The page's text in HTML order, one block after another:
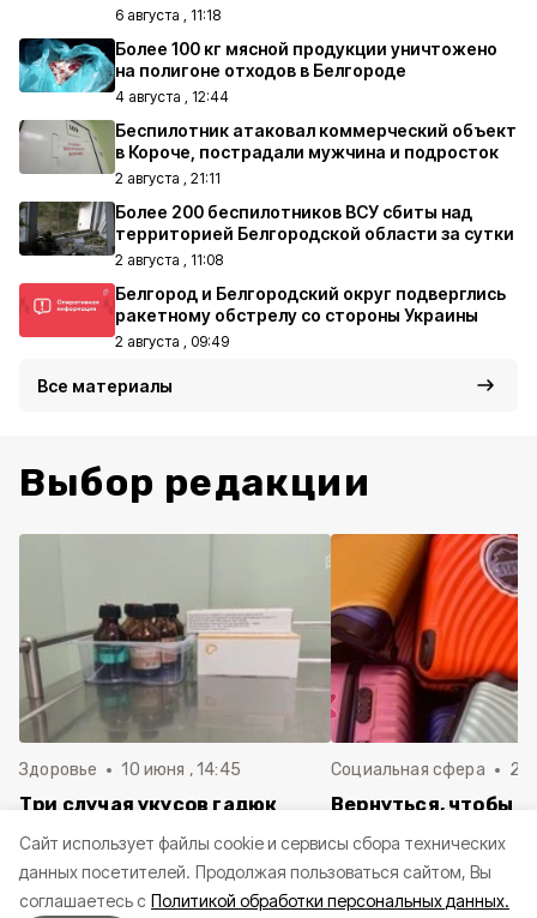
Cайт использует файлы cookie и сервисы сбора технических
данных посетителей. Продолжая пользоваться сайтом, Вы
соглашаетесь с Политикой обработки персональных данных.
6 августа , 11:18
Более 100 кг мясной продукции уничтожено
на полигоне отходов в Белгороде
4 августа , 12:44
Беспилотник атаковал коммерческий объект
в Короче, пострадали мужчина и подросток
2 августа , 21:11
Более 200 беспилотников ВСУ сбиты над
территорией Белгородской области за сутки
2 августа , 11:08
Белгород и Белгородский округ подверглись
ракетному обстрелу со стороны Украины
2 августа , 09:49
Все материалы
Выбор редакции
Здоровье 10 июня , 14:45
Три случая укусов гадюк
Белгородской области с
начала года
Социальная сфера 20
Вернуться, чтобы
в Белгородскую
пять лет